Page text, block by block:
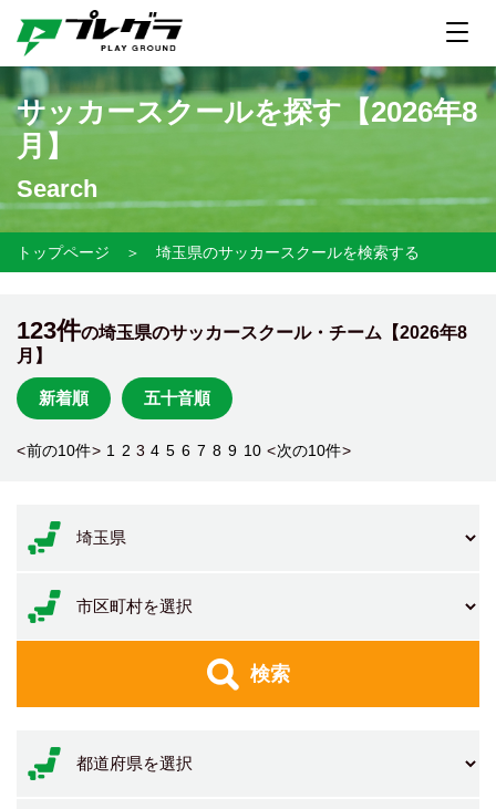
サッカースクールを探す【2026年8
月】
Search
トップページ ＞ 埼玉県のサッカースクールを検索する
123件の埼玉県のサッカースクール・チーム【2026年8
月】
新着順 五十音順
<前の10件> 1 2 3 4 5 6 7 8 9 10 <次の10件>
検索